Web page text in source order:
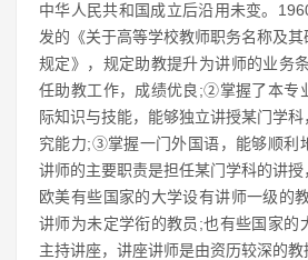
中华人民共和国成立后沿用未变。
发的《关于高等学校教师职务名称及
规定》，规定助教提升为讲师的业务
任助教工作，成绩优良;②掌握了本专
际知识与技能，能够独立讲授某门学
究能力;③掌握一门外国语，能够顺利
讲师的主要职责是担任某门学科的讲授
欧美有些国家的大学设有讲师一级的
讲师为未定学衔的教员;也有些国家的
主持讲座，讲座讲师是由资历较深的教